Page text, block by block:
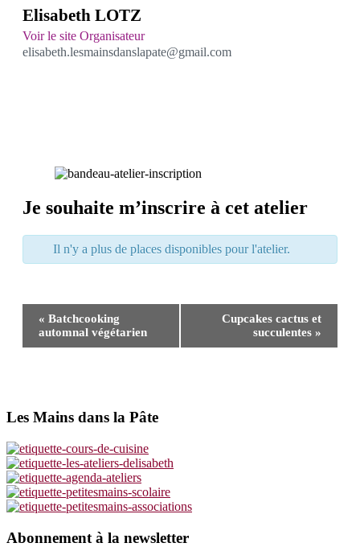
Elisabeth LOTZ
Voir le site Organisateur
elisabeth.lesmainsdanslapate@gmail.com
Je souhaite m’inscrire à cet atelier
Il n'y a plus de places disponibles pour l'atelier.
Navigation
Évènement
« Batchcooking
automnal végétarien
Cupcakes cactus et
succulentes »
Les Mains dans la Pâte
Abonnement à la newsletter